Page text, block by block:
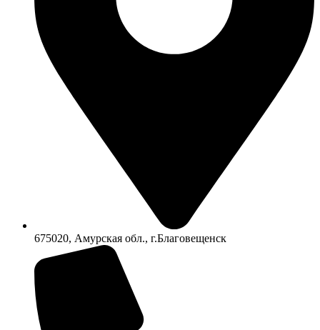
675020, Амурская обл., г.Благовещенск